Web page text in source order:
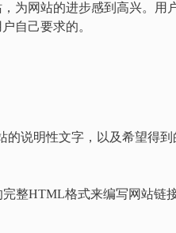
为网站的进步感到高兴。用
自己要求的。
的说明性文字，以及希望得到
整HTML格式来编写网站链